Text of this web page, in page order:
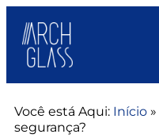
Você está Aqui: Início »
segurança?